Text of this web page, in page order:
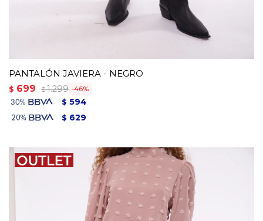
PANTALÓN JAVIERA - NEGRO
$ 699 $ 1.299 46
$ 594
$ 629